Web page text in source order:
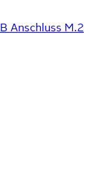
Anschluss M.2